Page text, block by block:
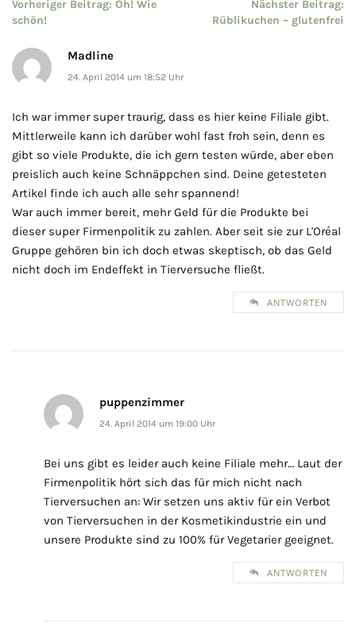
Beitragsnavigation
Vorheriger Beitrag: Oh! Wie
schön!
Nächster Beitrag:
Rüblikuchen – glutenfrei
Madline
24. April 2014 um 18:52 Uhr
Ich war immer super traurig, dass es hier keine Filiale gibt.
Mittlerweile kann ich darüber wohl fast froh sein, denn es
gibt so viele Produkte, die ich gern testen würde, aber eben
preislich auch keine Schnäppchen sind. Deine getesteten
Artikel finde ich auch alle sehr spannend!
War auch immer bereit, mehr Geld für die Produkte bei
dieser super Firmenpolitik zu zahlen. Aber seit sie zur L'Oréal
Gruppe gehören bin ich doch etwas skeptisch, ob das Geld
nicht doch im Endeffekt in Tierversuche fließt.
ANTWORTEN
puppenzimmer
24. April 2014 um 19:00 Uhr
Bei uns gibt es leider auch keine Filiale mehr… Laut der
Firmenpolitik hört sich das für mich nicht nach
Tierversuchen an: Wir setzen uns aktiv für ein Verbot
von Tierversuchen in der Kosmetikindustrie ein und
unsere Produkte sind zu 100% für Vegetarier geeignet.
ANTWORTEN